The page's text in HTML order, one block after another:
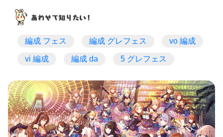
編成 フェス 編成 グレフェス vo 編成
vi 編成 編成 da 5 グレフェス